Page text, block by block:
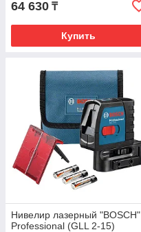
64 630 ₸
Купить
Нивелир лазерный "BOSCH"
Professional (GLL 2-15)